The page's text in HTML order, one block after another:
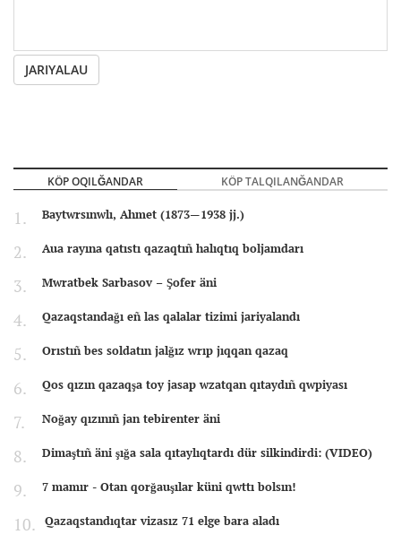
JARIYALAU
KÖP OQILĞANDAR KÖP TALQILANĞANDAR
Baytwrsınwlı, Ahmet (1873—1938 jj.)
Aua rayına qatıstı qazaqtıñ halıqtıq boljamdarı
Mwratbek Sarbasov – Şofer äni
Qazaqstandağı eñ las qalalar tizimi jariyalandı
Orıstıñ bes soldatın jalğız wrıp jıqqan qazaq
Qos qızın qazaqşa toy jasap wzatqan qıtaydıñ qwpiyası
Noğay qızınıñ jan tebirenter äni
Dimaştıñ äni şığa sala qıtaylıqtardı dür silkindirdi: (VIDEO)
7 mamır - Otan qorğauşılar küni qwttı bolsın!
Qazaqstandıqtar vizasız 71 elge bara aladı